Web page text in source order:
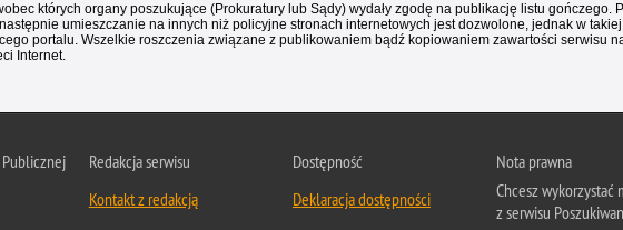
których organy poszukujące (Prokuratury lub Sądy) wydały zgodę na publikację listu gończego.
umieszczanie na innych niż policyjne stronach internetowych jest dozwolone, jednak w
portalu. Wszelkie roszczenia związane z publikowaniem bądź kopiowaniem zawartości serwisu
Internet.
Redakcja serwisu
Kontakt z redakcją
Dostępność
Deklaracja dostępności
Nota prawna
Chcesz wykorzystać
z serwisu